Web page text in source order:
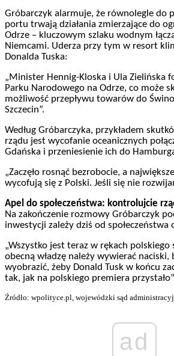
Gróbarczyk alarmuje, że równolegle do
portu trwają działania zmierzające do
Odrze – kluczowym szlaku wodnym
Niemcami. Uderza przy tym w resort
Donalda Tuska:
„Minister Hennig-Kloska i Ula Zielińska
Parku Narodowego na Odrze, co może
możliwość przepływu towarów do
Szczecin”.
Według Gróbarczyka, przykładem
rządu jest wycofanie oceanicznych
Gdańska i przeniesienie ich do
„Zaczęło rosnąć bezrobocie, a
wycofują się z Polski. Jeśli się nie
Apel do społeczeństwa: kontrolujcie
Na zakończenie rozmowy Gróbarczyk
inwestycji zależy dziś od społeczeństwa
„Wszystko jest teraz w rękach polskiego
obecną władzę należy wywierać
wyobrazić, żeby Donald Tusk w końcu
tak, jak na polskiego premiera
Źródło: wpolityce.pl, wojewódzki sąd
ad